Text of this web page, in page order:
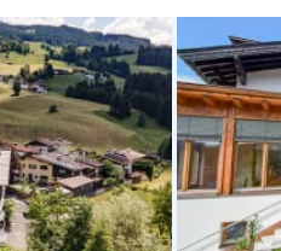
vom